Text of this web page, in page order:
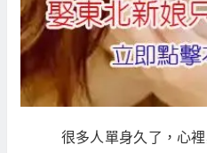
很多人單身久了，心